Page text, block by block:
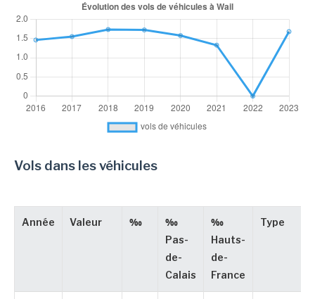
Vols dans les véhicules
Année Valeur ‰
‰
Pas-
de-
Calais
‰
Hauts-
de-
France
Type